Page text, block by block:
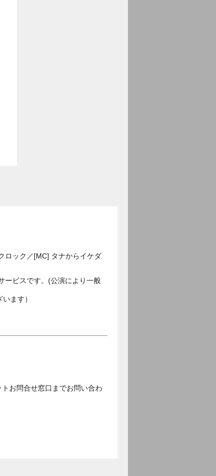
ロック／[MC] タナからイケダ
ービスです。(公演により一般
ます）
お問合せ窓口までお問い合わ